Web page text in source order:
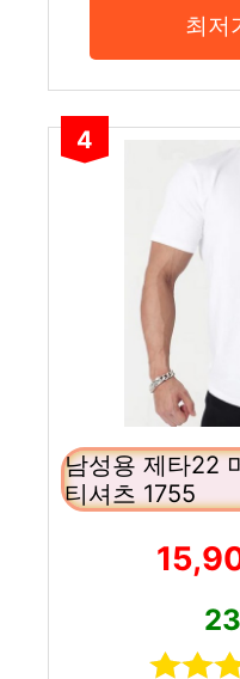
최저
4
남성용 제타22
티셔츠 1755